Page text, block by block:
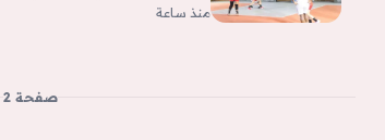
منذ ساعة
صفحة 2